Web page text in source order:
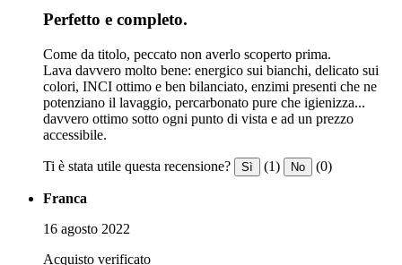
Perfetto e completo.
Come da titolo, peccato non averlo scoperto prima.
Lava davvero molto bene: energico sui bianchi, delicato sui
colori, INCI ottimo e ben bilanciato, enzimi presenti che ne
potenziano il lavaggio, percarbonato pure che igienizza...
davvero ottimo sotto ogni punto di vista e ad un prezzo
accessibile.
Ti è stata utile questa recensione? Sì (1) No (0)
Franca
16 agosto 2022
Acquisto verificato